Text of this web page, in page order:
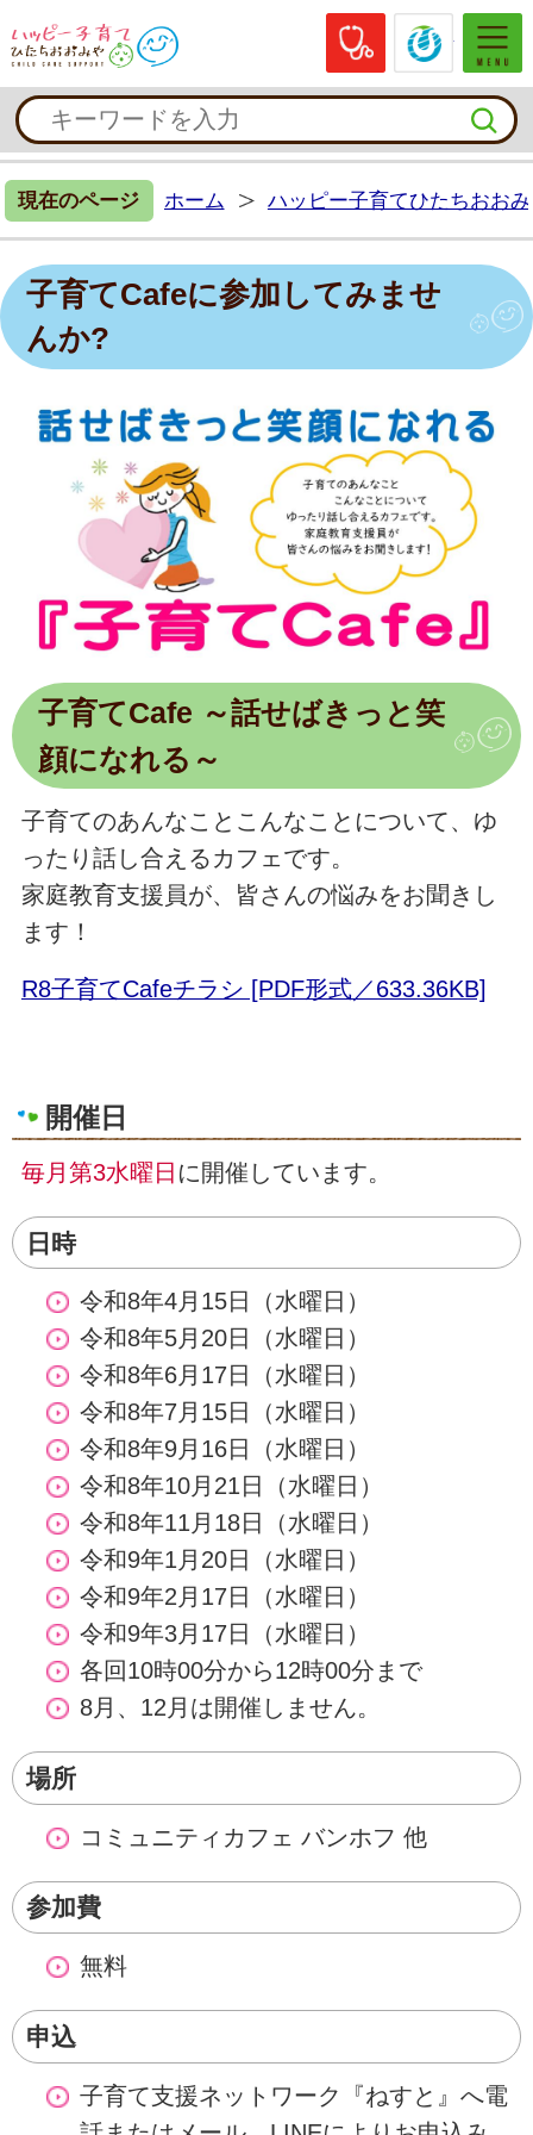
ハッピー子育てひたちおおみや
休日当番医
常陸
現在のページ ホーム ハッピー子育てひたちおお
子育てCafeに参加してみませ
んか?
子育てCafe ～話せばきっと笑
顔になれる～
子育てのあんなことこんなことについて、ゆ
ったり話し合えるカフェです。
家庭教育支援員が、皆さんの悩みをお聞きし
ます！
R8子育てCafeチラシ [PDF形式／633.36KB]
開催日
毎月第3水曜日 に開催しています。
日時
令和8年4月15日（水曜日）
令和8年5月20日（水曜日）
令和8年6月17日（水曜日）
令和8年7月15日（水曜日）
令和8年9月16日（水曜日）
令和8年10月21日（水曜日）
令和8年11月18日（水曜日）
令和9年1月20日（水曜日）
令和9年2月17日（水曜日）
令和9年3月17日（水曜日）
各回10時00分から12時00分まで
8月、12月は開催しません。
場所
コミュニティカフェ バンホフ 他
参加費
無料
申込
子育て支援ネットワーク『ねすと』へ電